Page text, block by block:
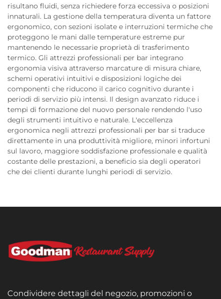
risultano fluidi, senza richiedere forza eccessiva o posizioni
innaturali. La gestione della temperatura diventa un fattore
ergonomico, con sezioni isolate e interruzioni termiche che
proteggono le mani dalle temperature estreme pur
mantenendo le necessarie proprietà di trasferimento
termico. Gli attrezzi professionali per bar integrano
ergonomia visiva attraverso marcature di misura chiare,
schemi operativi intuitivi e disposizioni logiche dei
componenti che riducono il carico cognitivo durante i
periodi di servizio più intensi. Il design avanzato riduce i
tempi di formazione del nuovo personale rendendo l'uso
degli strumenti intuitivo e naturale. L'eccellenza
ergonomica negli attrezzi professionali per bar si traduce
direttamente in una produttività migliore, minori infortuni
sul lavoro, maggiore soddisfazione professionale e qualità
costante delle prestazioni, a beneficio sia degli operatori
che dei clienti durante lunghi periodi di servizio.
Condividere dettagli del negozio, promozioni o